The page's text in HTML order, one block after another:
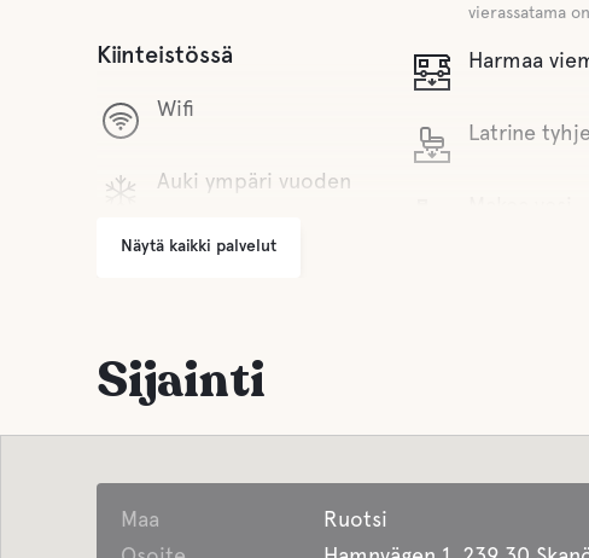
Kiinteistössä
Wifi
Auki ympäri vuoden
Jätehuolto
kilometrin päässä
kaupungin keskustasta
vierassatama
Harmaa
Latrine
Näytä kaikki palvelut
Sijainti
Maa
Ruotsi